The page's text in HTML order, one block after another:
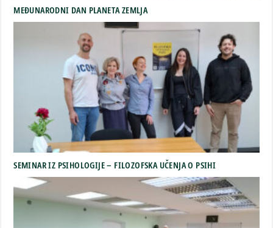
MEĐUNARODNI DAN PLANETA ZEMLJA
SEMINAR IZ PSIHOLOGIJE – FILOZOFSKA UČENJA O PSIHI